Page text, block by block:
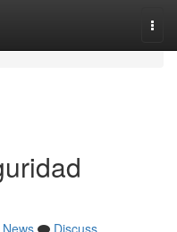
News
Discuss